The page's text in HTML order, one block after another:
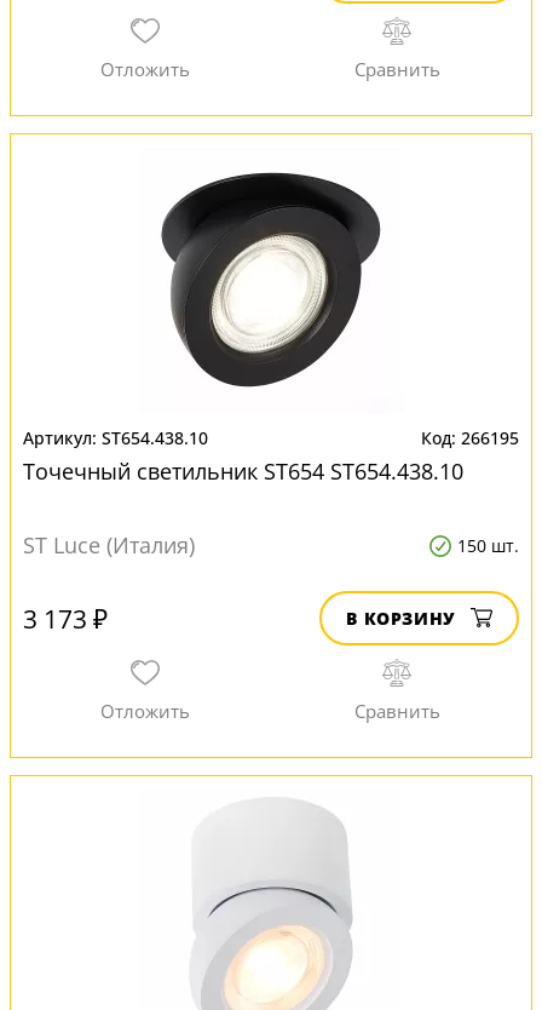
ST654.438.10 266195
Точечный светильник ST654 ST654.438.10
ST Luce (Италия) 150 шт.
3 173 ₽ В КОРЗИНУ